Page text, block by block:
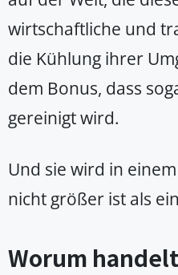
wirtschaftliche und
die Kühlung ihrer
dem Bonus, dass
gereinigt wird.
Und sie wird in
nicht größer ist als
Worum